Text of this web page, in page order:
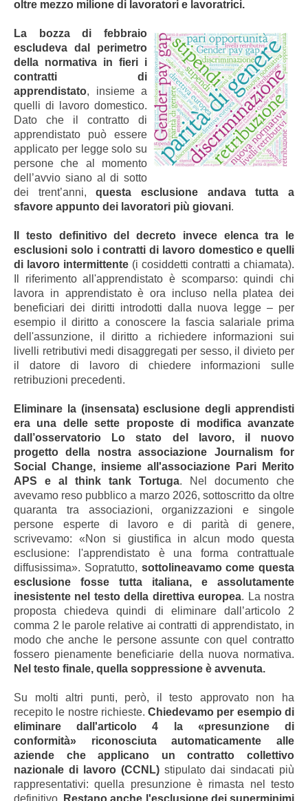
oltre mezzo milione di lavoratori e lavoratrici.
La bozza di febbraio
escludeva dal perimetro
della normativa in fieri i
contratti di
apprendistato, insieme a
quelli di lavoro domestico.
Dato che il contratto di
apprendistato può essere
applicato per legge solo su
persone che al momento
dell’avvio siano al di sotto
dei trent’anni,questa esclusione andava tutta a
sfavore appunto dei lavoratori più giovani.
Il testo definitivo del decreto invece elenca tra le
esclusioni solo i contratti di lavoro domestico e quelli
di lavoro intermittente (i cosiddetti contratti a chiamata).
Il riferimento all'apprendistato è scomparso: quindi chi
lavora in apprendistato è ora incluso nella platea dei
beneficiari dei diritti introdotti dalla nuova legge – per
esempio il diritto a conoscere la fascia salariale prima
dell'assunzione, il diritto a richiedere informazioni sui
livelli retributivi medi disaggregati per sesso, il divieto per
il datore di lavoro di chiedere informazioni sulle
retribuzioni precedenti.
Eliminare la (insensata) esclusione degli apprendisti
era una delle sette proposte di modifica avanzate
dall’osservatorio Lo stato del lavoro, il nuovo
progetto della nostra associazione Journalism for
Social Change, insieme all'associazione Pari Merito
APS e al think tank Tortuga. Nel documento che
avevamo reso pubblico a marzo 2026, sottoscritto da oltre
quaranta tra associazioni, organizzazioni e singole
persone esperte di lavoro e di parità di genere,
scrivevamo: «Non si giustifica in alcun modo questa
esclusione: l'apprendistato è una forma contrattuale
diffusissima». Sopratutto, sottolineavamo come questa
esclusione fosse tutta italiana, e assolutamente
inesistente nel testo della direttiva europea. La nostra
proposta chiedeva quindi di eliminare dall’articolo 2
comma 2 le parole relative ai contratti di apprendistato, in
modo che anche le persone assunte con quel contratto
fossero pienamente beneficiarie della nuova normativa.
Nel testo finale, quella soppressione è avvenuta.
Su molti altri punti, però, il testo approvato non ha
recepito le nostre richieste.Chiedevamo per esempio di
eliminare dall'articolo 4 la «presunzione di
conformità» riconosciuta automaticamente alle
aziende che applicano un contratto collettivo
nazionale di lavoro (CCNL) stipulato dai sindacati più
rappresentativi: quella presunzione è rimasta nel testo
definitivo.
Restano anche l'esclusione dei superminimi